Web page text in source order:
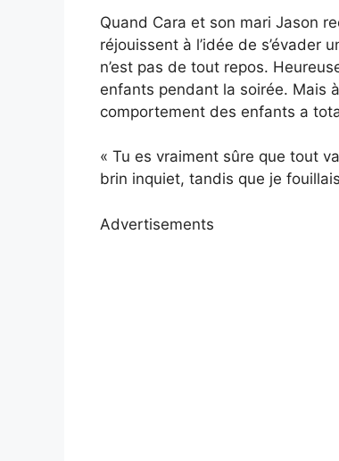
Quand Cara et son mari Jason
réjouissent à l’idée de s’évader
n’est pas de tout repos.
enfants pendant la soirée. Mais
comportement des enfants a
« Tu es vraiment sûre que tout
brin inquiet, tandis que je
Advertisements